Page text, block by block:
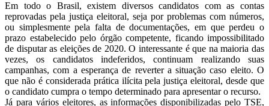
Em todo o Brasil, existem diversos candidatos com as contas
reprovadas pela justiça eleitoral, seja por problemas com números,
ou simplesmente pela falta de documentações, em que perdeu o
prazo estabelecido pelo órgão competente, ficando impossibilitado
de disputar as eleições de 2020. O interessante é que na maioria das
vezes, os candidatos indeferidos, continuam realizando suas
campanhas, com a esperança de reverter a situação caso eleito. O
que não é considerada prática ilícita pela justiça eleitoral, desde que
o candidato cumpra o tempo determinado para apresentar o recurso.
Já para vários eleitores, as informações disponibilizadas pelo TSE,